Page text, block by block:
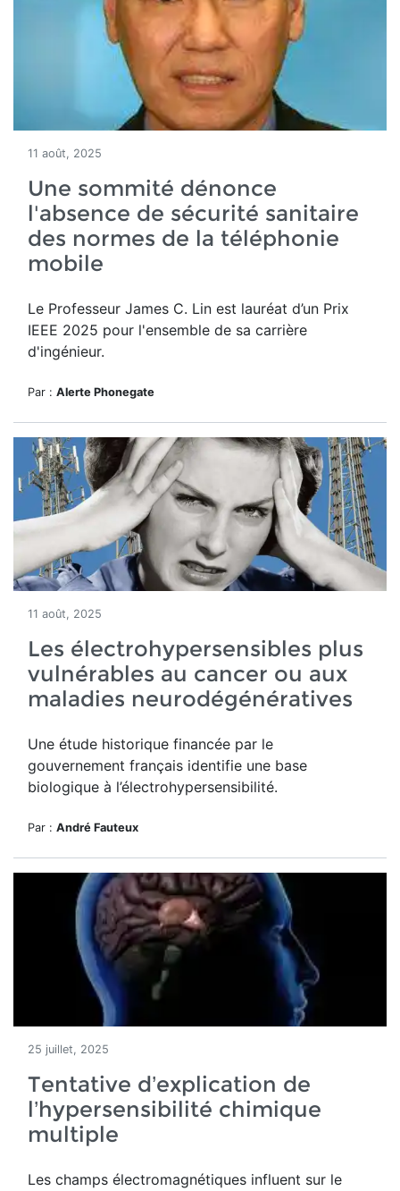
11 août, 2025
Une sommité dénonce
l'absence de sécurité sanitaire
des normes de la téléphonie
mobile
Le Professeur James C. Lin est lauréat d’un Prix
IEEE 2025 pour l'ensemble de sa carrière
d'ingénieur.
Par : Alerte Phonegate
11 août, 2025
Les électrohypersensibles plus
vulnérables au cancer ou aux
maladies neurodégénératives
Une étude historique financée par le
gouvernement français identifie une base
biologique à l’électrohypersensibilité.
Par : André Fauteux
25 juillet, 2025
Tentative d’explication de
l’hypersensibilité chimique
multiple
Les champs électromagnétiques influent sur le